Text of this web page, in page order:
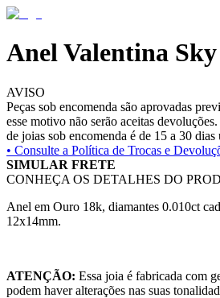
Anel Valentina Sky
AVISO
Peças sob encomenda são aprovadas
esse motivo não serão aceitas
de joias sob encomenda é de 15 a 30 dias
• Consulte a Política de Trocas e
SIMULAR FRETE
CONHEÇA OS DETALHES DO
Anel em Ouro 18k, diamantes 0.010ct
12x14mm.
ATENÇÃO: Essa joia é fabricada com
podem haver alterações nas suas